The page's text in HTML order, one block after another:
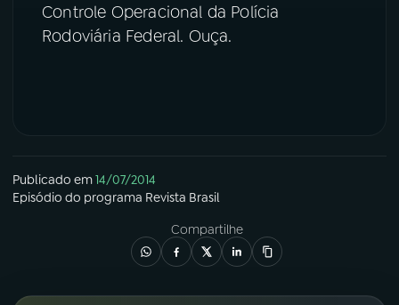
08FESTIVAL DE MÚSICA
Instagram
Controle Operacional da Polícia
Rodoviária Federal. Ouça.
Publicado em14/07/2014
Episódio do programa Revista Brasil
Compartilhe